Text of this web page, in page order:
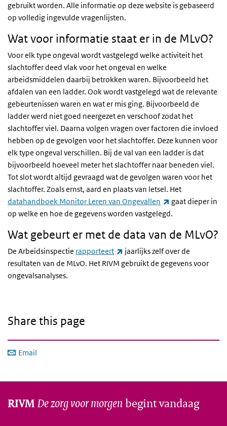
gebruikt worden. Alle informatie op deze website is gebaseerd
op volledig ingevulde vragenlijsten.
Wat voor informatie staat er in de MLvO?
Voor elk type ongeval wordt vastgelegd welke activiteit het
slachtoffer deed vlak voor het ongeval en welke
arbeidsmiddelen daarbij betrokken waren. Bijvoorbeeld het
afdalen van een ladder. Ook wordt vastgelegd wat de relevante
gebeurtenissen waren en wat er mis ging. Bijvoorbeeld de
ladder werd niet goed neergezet en verschoof zodat het
slachtoffer viel. Daarna volgen vragen over factoren die invloed
hebben op de gevolgen voor het slachtoffer. Deze kunnen voor
elk type ongeval verschillen. Bij de val van een ladder is dat
bijvoorbeeld hoeveel meter het slachtoffer naar beneden viel.
Tot slot wordt altijd gevraagd wat de gevolgen waren voor het
slachtoffer. Zoals ernst, aard en plaats van letsel. Het
datahandboek Monitor Leren van Ongevallen
(link is external)
gaat dieper in
op welke en hoe de gegevens worden vastgelegd.
Wat gebeurt er met de data van de MLvO?
De Arbeidsinspectie rapporteert (link is external)
jaarlijks zelf over de
resultaten van de MLvO. Het RIVM gebruikt de gegevens voor
ongevalsanalyses.
Share this page
Email
RIVMDe zorg voor morgen begint vandaag